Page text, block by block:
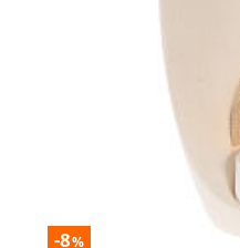
-8%